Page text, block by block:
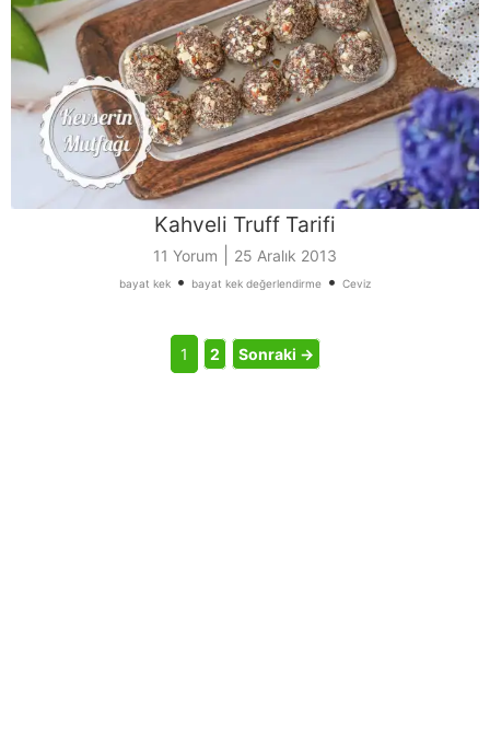
Kahveli Truff Tarifi
11 Yorum 25 Aralık 2013
bayat kek • bayat kek değerlendirme • Ceviz
1 2 Sonraki →